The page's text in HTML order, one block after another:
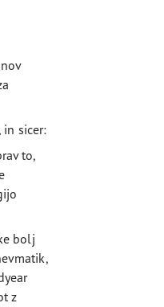
sicer:
to,
bolj
z